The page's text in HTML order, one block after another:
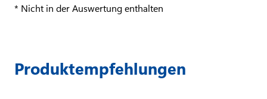
* Nicht in der Auswertung enthalten
Produktempfehlungen